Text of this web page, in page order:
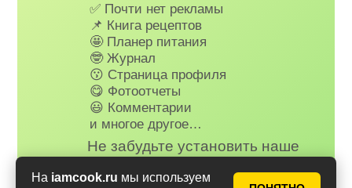
На iamcook.ru мы используем
✅ Почти нет рекламы
📌 Книга рецептов
🤩 Планер питания
🤓 Журнал
😗 Страница профиля
😋 Фотоотчеты
😃 Комментарии
и многое другое…
Не забудьте установить наше
рецепты и сервисы Аймкук будут